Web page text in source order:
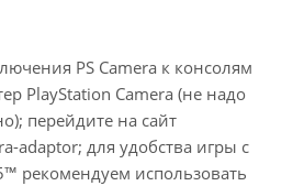
PS Camera к консолям
PlayStation Camera (не надо
перейдите на сайт
adaptor; для удобства игры с
рекомендуем использовать